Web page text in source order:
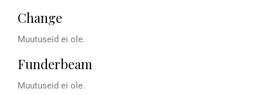
Change
Muutuseid ei ole.
Funderbeam
Muutuseid ei ole.